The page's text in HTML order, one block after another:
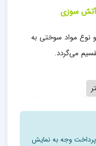
آتش سوزی
مواد سوختی به
می‌گردد.
پارچه، و موارد
پرداخت وجه به نمایش